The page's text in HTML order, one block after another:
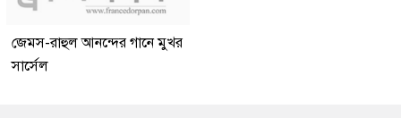
জেমস-রাহুল আনন্দের গানে মুখর
সার্সেল